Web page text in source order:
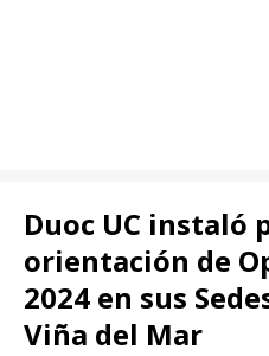
Duoc UC instaló
orientación de
2024 en sus
Viña del Mar